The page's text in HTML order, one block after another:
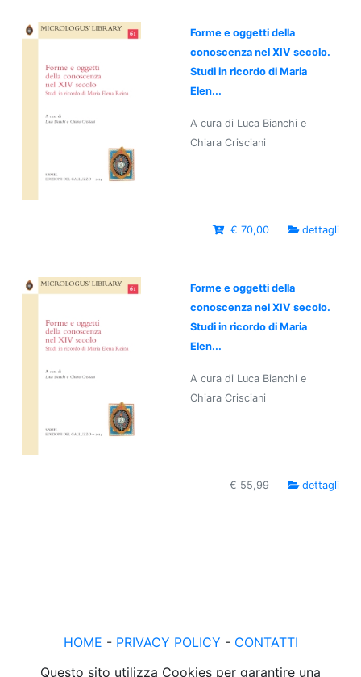
Forme e oggetti della
conoscenza nel XIV secolo.
Studi in ricordo di Maria
Elen...
A cura di Luca Bianchi e
Chiara Crisciani
€ 70,00 dettagli
Forme e oggetti della
conoscenza nel XIV secolo.
Studi in ricordo di Maria
Elen...
A cura di Luca Bianchi e
Chiara Crisciani
€ 55,99 dettagli
HOME - PRIVACY POLICY - CONTATTI
Questo sito utilizza Cookies per garantire una